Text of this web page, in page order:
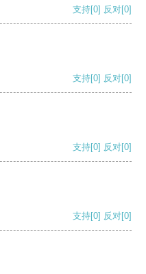
支持[0] 反对[0]
支持[0] 反对[0]
支持[0] 反对[0]
支持[0] 反对[0]